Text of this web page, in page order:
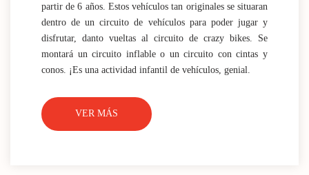
partir de 6 años. Estos vehículos tan originales se situaran
dentro de un circuito de vehículos para poder jugar y
disfrutar, danto vueltas al circuito de crazy bikes. Se
montará un circuito inflable o un circuito con cintas y
conos. ¡Es una actividad infantil de vehículos, genial.
VER MÁS